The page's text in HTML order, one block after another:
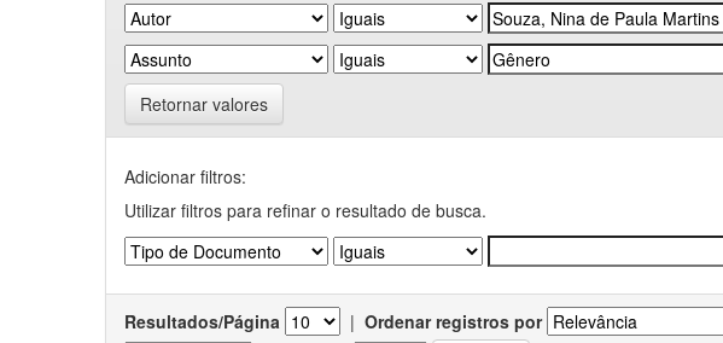
Retornar valores
Adicionar filtros:
Utilizar filtros para refinar o resultado de busca.
Resultados/Página | Ordenar registros por